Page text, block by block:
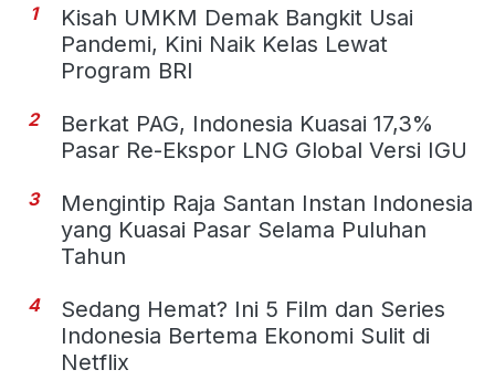
1
Kisah UMKM Demak Bangkit Usai
Pandemi, Kini Naik Kelas Lewat
Program BRI
2
Berkat PAG, Indonesia Kuasai 17,3%
Pasar Re-Ekspor LNG Global Versi IGU
3
Mengintip Raja Santan Instan Indonesia
yang Kuasai Pasar Selama Puluhan
Tahun
4
Sedang Hemat? Ini 5 Film dan Series
Indonesia Bertema Ekonomi Sulit di
Netflix